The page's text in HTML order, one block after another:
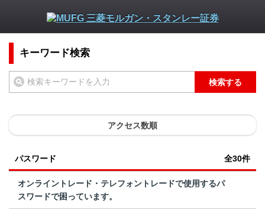
キーワード検索
検索する
アクセス数順
パスワード 全30件
オンライントレード・テレフォントレードで使用するパ
スワードで困っています。